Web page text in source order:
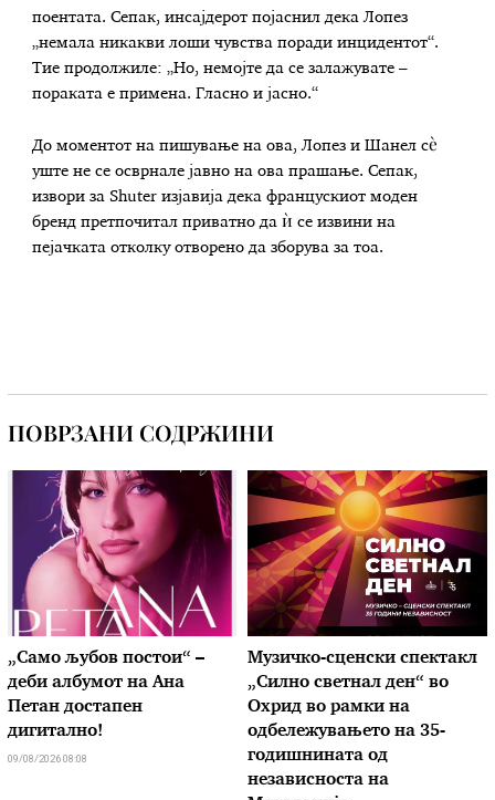
поентата. Сепак, инсајдерот појаснил дека Лопез
„немала никакви лоши чувства поради инцидентот“.
Тие продолжиле: „Но, немојте да се залажувате –
пораката е примена. Гласно и јасно.“
До моментот на пишување на ова, Лопез и Шанел сè
уште не се осврнале јавно на ова прашање. Сепак,
извори за Shuter изјавија дека францускиот моден
бренд претпочитал приватно да ѝ се извини на
пејачката отколку отворено да зборува за тоа.
ПОВРЗАНИ СОДРЖИНИ
„Само љубов постои“ –
деби албумот на Ана
Петан достапен
дигитално!
09/08/2026 08:08
Музичко-сценски спектакл
„Силно светнал ден“ во
Охрид во рамки на
одбележувањето на 35-
годишнината од
независноста на